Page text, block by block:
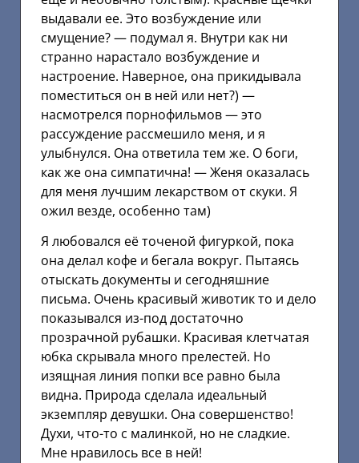
выдавали ее. Это возбуждение или
смущение? — подумал я. Внутри как ни
странно нарастало возбуждение и
настроение. Наверное, она прикидывала
поместиться он в ней или нет?) —
насмотрелся порнофильмов — это
рассуждение рассмешило меня, и я
улыбнулся. Она ответила тем же. О боги,
как же она симпатична! — Женя оказалась
для меня лучшим лекарством от скуки. Я
ожил везде, особенно там)
Я любовался её точеной фигуркой, пока
она делал кофе и бегала вокруг. Пытаясь
отыскать документы и сегодняшние
письма. Очень красивый животик то и дело
показывался из-под достаточно
прозрачной рубашки. Красивая клетчатая
юбка скрывала много прелестей. Но
изящная линия попки все равно была
видна. Природа сделала идеальный
экземпляр девушки. Она совершенство!
Духи, что-то с малинкой, но не сладкие.
Мне нравилось все в ней!